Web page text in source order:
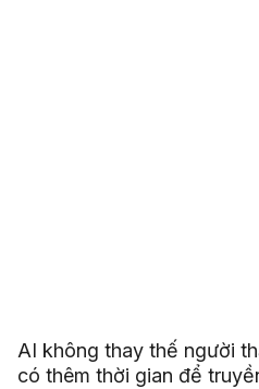
AI không thay thế người
có thêm thời gian để